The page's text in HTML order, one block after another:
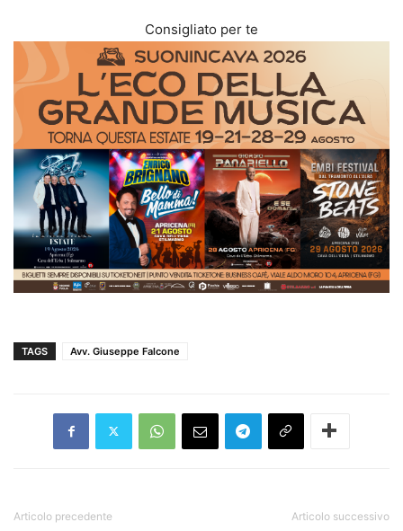
Consigliato per te
TAGS Avv. Giuseppe Falcone
Articolo precedente Articolo successivo